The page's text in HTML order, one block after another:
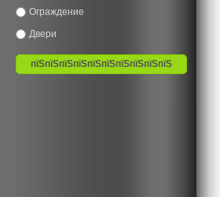
Ограждение
Двери